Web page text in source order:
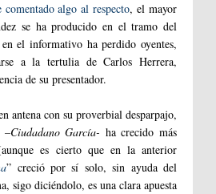
comentado algo al respecto, el mayor
se ha producido en el tramo del
el informativo ha perdido oyentes,
a la tertulia de Carlos Herrera,
de su presentador.
antena con su proverbial desparpajo,
–Ciudadano García- ha crecido más
es cierto que en la anterior
” creció por sí solo, sin ayuda del
sigo diciéndolo, es una clara apuesta